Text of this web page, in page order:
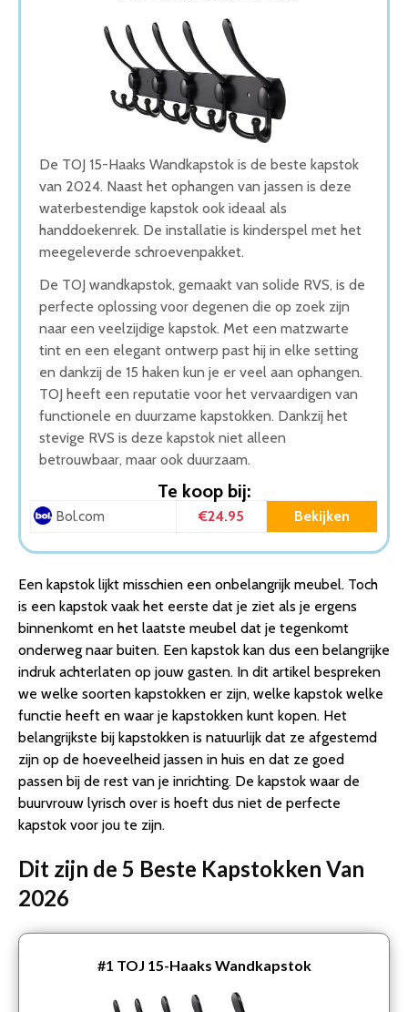
3. BOSTIC MIRA Garderoberek
4. Ophang Rail in Industriele Stijl
5. Acaza Vintage Kapstok
Wat is de beste Kapstok van 2026
1. Beste Kapstok van 2026
2. Fijnste Kapstok van 2026
4. Goede Koop Kapstok
5. Goede Prijs-Kwaliteit Kapstok
Conclusie
De TOJ 15-Haaks Wandkapstok is de beste kapstok
van 2024. Naast het ophangen van jassen is deze
waterbestendige kapstok ook ideaal als
handdoekenrek. De installatie is kinderspel met het
meegeleverde schroevenpakket.
De TOJ wandkapstok, gemaakt van solide RVS, is de
perfecte oplossing voor degenen die op zoek zijn
naar een veelzijdige kapstok. Met een matzwarte
tint en een elegant ontwerp past hij in elke setting
en dankzij de 15 haken kun je er veel aan ophangen.
TOJ heeft een reputatie voor het vervaardigen van
functionele en duurzame kapstokken. Dankzij het
stevige RVS is deze kapstok niet alleen
betrouwbaar, maar ook duurzaam.
Te koop bij:
Bol.com €24.95 Bekijken
Een kapstok lijkt misschien een onbelangrijk meubel. Toch
is een kapstok vaak het eerste dat je ziet als je ergens
binnenkomt en het laatste meubel dat je tegenkomt
onderweg naar buiten. Een kapstok kan dus een belangrijke
indruk achterlaten op jouw gasten. In dit artikel bespreken
we welke soorten kapstokken er zijn, welke kapstok welke
functie heeft en waar je kapstokken kunt kopen. Het
belangrijkste bij kapstokken is natuurlijk dat ze afgestemd
zijn op de hoeveelheid jassen in huis en dat ze goed
passen bij de rest van je inrichting. De kapstok waar de
buurvrouw lyrisch over is hoeft dus niet de perfecte
kapstok voor jou te zijn.
Dit zijn de 5 Beste Kapstokken Van
2026
#1 TOJ 15-Haaks Wandkapstok